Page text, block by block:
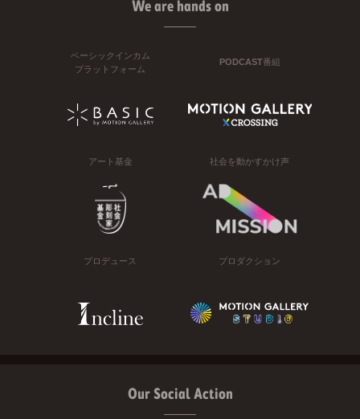
We are hands on
ベーシックインカム
プラットフォーム
PODCAST番組
アート基金 社会を動かすかけ声
プロデュース プロダクション
Our Social Action